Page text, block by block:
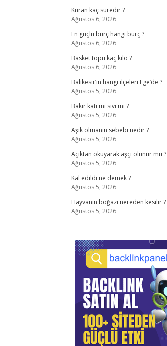
Kuran kaç suredir ?
Ağustos 6, 2026
En güçlü burç hangi burç ?
Ağustos 6, 2026
Basket topu kaç kilo ?
Ağustos 6, 2026
Balıkesir’in hangi ilçeleri Ege’de ?
Ağustos 5, 2026
Bakır katı mı sıvı mı ?
Ağustos 5, 2026
Aşık olmanın sebebi nedir ?
Ağustos 5, 2026
Açıktan okuyarak aşçı olunur mu ?
Ağustos 5, 2026
Kal edildi ne demek ?
Ağustos 5, 2026
Hayvanın boğazı nereden kesilir ?
Ağustos 5, 2026